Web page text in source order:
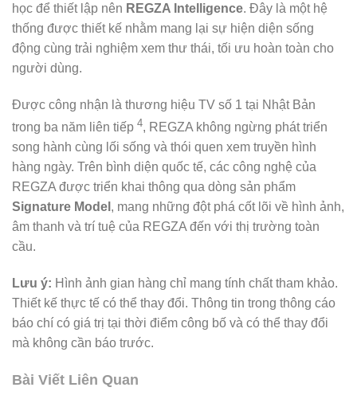
học để thiết lập nên REGZA Intelligence. Đây là một hệ
thống được thiết kế nhằm mang lại sự hiện diện sống
động cùng trải nghiệm xem thư thái, tối ưu hoàn toàn cho
người dùng.
Được công nhận là thương hiệu TV số 1 tại Nhật Bản
trong ba năm liên tiếp 4, REGZA không ngừng phát triển
song hành cùng lối sống và thói quen xem truyền hình
hàng ngày. Trên bình diện quốc tế, các công nghệ của
REGZA được triển khai thông qua dòng sản phẩm
Signature Model , mang những đột phá cốt lõi về hình ảnh,
âm thanh và trí tuệ của REGZA đến với thị trường toàn
cầu.
Lưu ý: Hình ảnh gian hàng chỉ mang tính chất tham khảo.
Thiết kế thực tế có thể thay đổi. Thông tin trong thông cáo
báo chí có giá trị tại thời điểm công bố và có thể thay đổi
mà không cần báo trước.
Bài Viết Liên Quan